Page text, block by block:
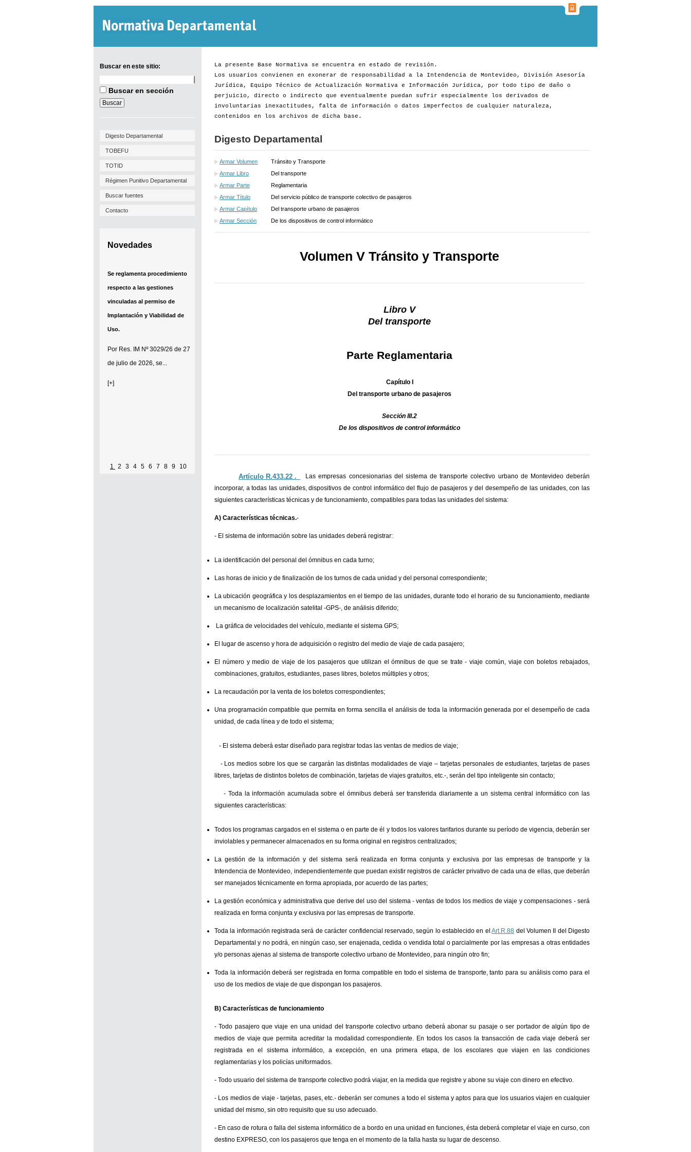
Buscar en este sitio:
en
sitio:
Buscar en sección
Digesto Departamental
TOBEFU
TOTID
Régimen Punitivo Departamental
Buscar fuentes
Contacto
Novedades
Se reglamenta procedimiento
respecto a las gestiones
vinculadas al permiso de
Implantación y Viabilidad de
Uso.
Por Res. IM Nº 3029/26 de 27
de julio de 2026, se...
[+]
1 2 3 4 5 6 7 8 9 10
La presente Base Normativa se encuentra en estado de revisión.
Los usuarios convienen en exonerar de responsabilidad a la Intendencia de Montevideo, División Asesoría
Jurídica, Equipo Técnico de Actualización Normativa e Información Jurídica, por todo tipo de daño o
perjuicio, directo o indirecto que eventualmente puedan sufrir especialmente los derivados de
involuntarias inexactitudes, falta de información o datos imperfectos de cualquier naturaleza,
contenidos en los archivos de dicha base.
Digesto Departamental
Armar Volumen
Tránsito y Transporte
Armar Libro
Del transporte
Armar Parte
Reglamentaria
Armar Título
Del servicio público de transporte colectivo de pasajeros
Armar Capítulo
Del transporte urbano de pasajeros
Armar Sección
De los dispositivos de control informático
Volumen V Tránsito y Transporte
Libro V
Del transporte
Parte Reglamentaria
Capítulo I
Del transporte urbano de pasajeros
Sección III.2
De los dispositivos de control informático
Artículo R.433.22 ._
Las empresas concesionarias del sistema de transporte colectivo urbano de Montevideo deberán
incorporar, a todas las unidades, dispositivos de control informático del flujo de pasajeros y del desempeño de las unidades, con las
siguientes características técnicas y de funcionamiento, compatibles para todas las unidades del sistema:
A) Características técnicas.-
- El sistema de información sobre las unidades deberá registrar:
La identificación del personal del ómnibus en cada turno;
Las horas de inicio y de finalización de los turnos de cada unidad y del personal correspondiente;
La ubicación geográfica y los desplazamientos en el tiempo de las unidades, durante todo el horario de su funcionamiento, mediante
un mecanismo de localización satelital -GPS-, de análisis diferido;
La gráfica de velocidades del vehículo, mediante el sistema GPS;
El lugar de ascenso y hora de adquisición o registro del medio de viaje de cada pasajero;
El número y medio de viaje de los pasajeros que utilizan el ómnibus de que se trate - viaje común, viaje con boletos rebajados,
combinaciones, gratuitos, estudiantes, pases libres, boletos múltiples y otros;
La recaudación por la venta de los boletos correspondientes;
Una programación compatible que permita en forma sencilla el análisis de toda la información generada por el desempeño de cada
unidad, de cada línea y de todo el sistema;
- El sistema deberá estar diseñado para registrar todas las ventas de medios de viaje;
- Los medios sobre los que se cargarán las distintas modalidades de viaje – tarjetas personales de estudiantes, tarjetas de pases
libres, tarjetas de distintos boletos de combinación, tarjetas de viajes gratuitos, etc.-, serán del tipo inteligente sin contacto;
- Toda la información acumulada sobre el ómnibus deberá ser transferida diariamente a un sistema central informático con las
siguientes características:
Todos los programas cargados en el sistema o en parte de él y todos los valores tarifarios durante su período de vigencia, deberán ser
inviolables y permanecer almacenados en su forma original en registros centralizados;
La gestión de la información y del sistema será realizada en forma conjunta y exclusiva por las empresas de transporte y la
Intendencia de Montevideo, independientemente que puedan existir registros de carácter privativo de cada una de ellas, que deberán
ser manejados técnicamente en forma apropiada, por acuerdo de las partes;
La gestión económica y administrativa que derive del uso del sistema - ventas de todos los medios de viaje y compensaciones - será
realizada en forma conjunta y exclusiva por las empresas de transporte.
Toda la información registrada será de carácter confidencial reservado, según lo establecido en elArt.R.88 del Volumen II del Digesto
Departamental y no podrá, en ningún caso, ser enajenada, cedida o vendida total o parcialmente por las empresas a otras entidades
y/o personas ajenas al sistema de transporte colectivo urbano de Montevideo, para ningún otro fin;
Toda la información deberá ser registrada en forma compatible en todo el sistema de transporte, tanto para su análisis como para el
uso de los medios de viaje de que dispongan los pasajeros.
B) Características de funcionamiento
- Todo pasajero que viaje en una unidad del transporte colectivo urbano deberá abonar su pasaje o ser portador de algún tipo de
medios de viaje que permita acreditar la modalidad correspondiente. En todos los casos la transacción de cada viaje deberá ser
registrada en el sistema informático, a excepción, en una primera etapa, de los escolares que viajen en las condiciones
reglamentarias y los policías uniformados.
- Todo usuario del sistema de transporte colectivo podrá viajar, en la medida que registre y abone su viaje con dinero en efectivo.
- Los medios de viaje - tarjetas, pases, etc.- deberán ser comunes a todo el sistema y aptos para que los usuarios viajen en cualquier
unidad del mismo, sin otro requisito que su uso adecuado.
- En caso de rotura o falla del sistema informático de a bordo en una unidad en funciones, ésta deberá completar el viaje en curso, con
destino EXPRESO, con los pasajeros que tenga en el momento de la falla hasta su lugar de descenso.